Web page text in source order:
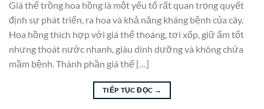
Giá thể trồng hoa hồng là một yếu tố rất quan trọng quyết
định sự phát triển, ra hoa và khả năng kháng bệnh của cây.
Hoa hồng thích hợp với giá thể thoáng, tơi xốp, giữ ẩm tốt
nhưng thoát nước nhanh, giàu dinh dưỡng và không chứa
mầm bệnh. Thành phần giá thể […]
TIẾP TỤC ĐỌC →